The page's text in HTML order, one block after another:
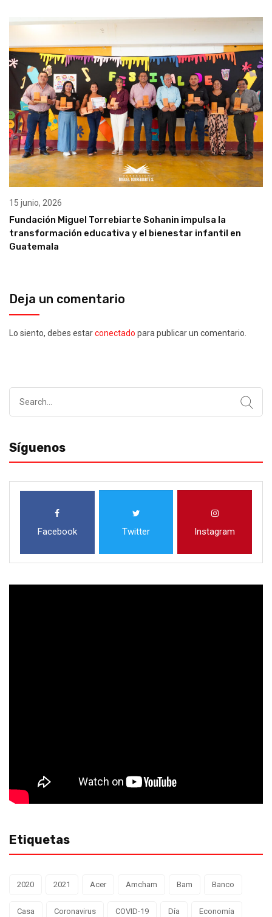
15 junio, 2026
Fundación Miguel Torrebiarte Sohanin impulsa la
transformación educativa y el bienestar infantil en
Guatemala
Deja un comentario
Lo siento, debes estarconectado para publicar un comentario.
Síguenos
Facebook Twitter Instagram
Etiquetas
2020 2021 Acer Amcham Bam Banco
Casa Coronavirus COVID-19 Día Economía